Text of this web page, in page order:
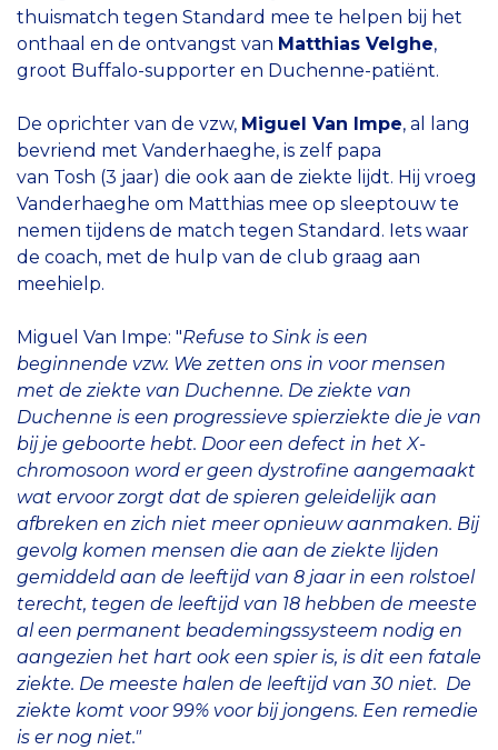
thuismatch tegen Standard mee te helpen bij het
onthaal en de ontvangst van Matthias Velghe,
groot Buffalo-supporter en Duchenne-patiënt.
De oprichter van de vzw, Miguel Van Impe, al lang
bevriend met Vanderhaeghe, is zelf papa
van Tosh (3 jaar) die ook aan de ziekte lijdt. Hij vroeg
Vanderhaeghe om Matthias mee op sleeptouw te
nemen tijdens de match tegen Standard. Iets waar
de coach, met de hulp van de club graag aan
meehielp.
Miguel Van Impe: "Refuse to Sink is een
beginnende vzw. We zetten ons in voor mensen
met de ziekte van Duchenne. De ziekte van
Duchenne is een progressieve spierziekte die je van
bij je geboorte hebt. Door een defect in het X-
chromosoon word er geen dystrofine aangemaakt
wat ervoor zorgt dat de spieren geleidelijk aan
afbreken en zich niet meer opnieuw aanmaken. Bij
gevolg komen mensen die aan de ziekte lijden
gemiddeld aan de leeftijd van 8 jaar in een rolstoel
terecht, tegen de leeftijd van 18 hebben de meeste
al een permanent beademingssysteem nodig en
aangezien het hart ook een spier is, is dit een fatale
ziekte. De meeste halen de leeftijd van 30 niet. De
ziekte komt voor 99% voor bij jongens. Een remedie
is er nog niet."